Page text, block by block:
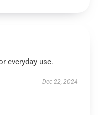
everyday use.
Dec 22, 2024